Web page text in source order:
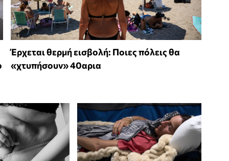
Έρχεται θερμή εισβολή: Ποιες πόλεις θα
«χτυπήσουν» 40αρια